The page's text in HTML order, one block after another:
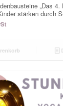
„Das
stärken durch